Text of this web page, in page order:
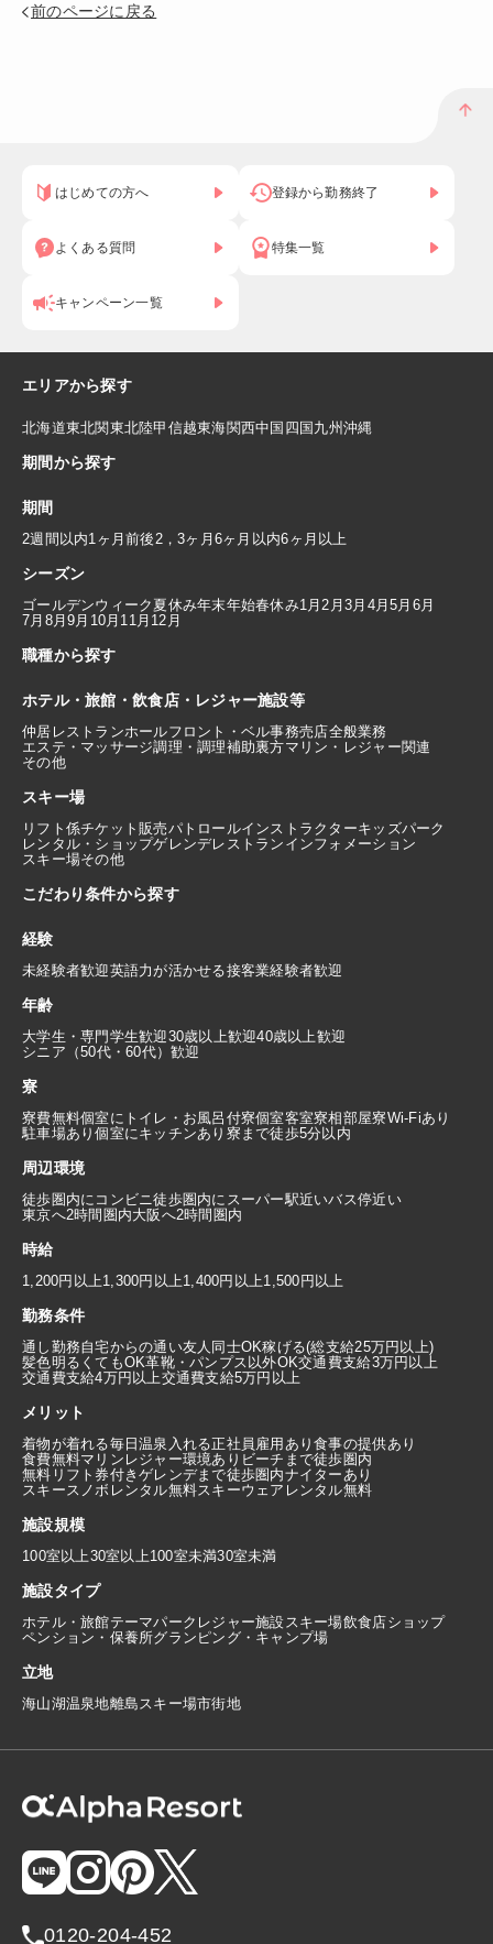
前のページに戻る
はじめての方へ 登録から勤務終了
よくある質問 特集一覧
キャンペーン一覧
エリアから探す
北海道東北関東北陸甲信越東海関西中国 四国九州沖縄
期間から探す
期間
2週間以内1ヶ月前後 2，3ヶ月 6ヶ月以内6ヶ月以上
シーズン
ゴールデンウィーク 夏休み年末年始春休み1月 2月3月 4月5月 6月
7月 8月9月 10月 11月 12月
職種から探す
ホテル・旅館・飲食店・レジャー施設等
仲居 レストランホールフロント・ベル事務売店全般業務
エステ・マッサージ調理・調理補助裏方マリン・レジャー関連
その他
スキー場
リフト係チケット販売パトロールインストラクターキッズパーク
レンタル・ショップゲレンデレストラン インフォメーション
スキー場その他
こだわり条件から探す
経験
未経験者歓迎英語力が活かせる接客業経験者歓迎
年齢
大学生・専門学生歓迎30歳以上歓迎40歳以上歓迎
シニア（50代・60代）歓迎
寮
寮費無料個室にトイレ・お風呂付寮個室客室寮相部屋寮Wi-Fiあり
駐車場あり個室にキッチンあり 寮まで徒歩5分以内
周辺環境
徒歩圏内にコンビニ徒歩圏内にスーパー駅近いバス停近い
東京へ2時間圏内大阪へ2時間圏内
時給
1,200円以上1,300円以上1,400円以上1,500円以上
勤務条件
通し勤務自宅からの通い友人同士OK稼げる(総支給25万円以上)
髪色明るくてもOK革靴・パンプス以外OK交通費支給3万円以上
交通費支給4万円以上交通費支給5万円以上
メリット
着物が着れる毎日温泉入れる正社員雇用あり食事の提供あり
食費無料マリンレジャー環境あり ビーチまで徒歩圏内
無料リフト券付きゲレンデまで徒歩圏内ナイターあり
スキースノボレンタル無料スキーウェアレンタル無料
施設規模
100室以上30室以上100室未満30室未満
施設タイプ
ホテル・旅館テーマパーク レジャー施設 スキー場飲食店ショップ
ペンション・保養所グランピング・キャンプ場
立地
海山湖温泉地離島 スキー場市街地
0120-204-452